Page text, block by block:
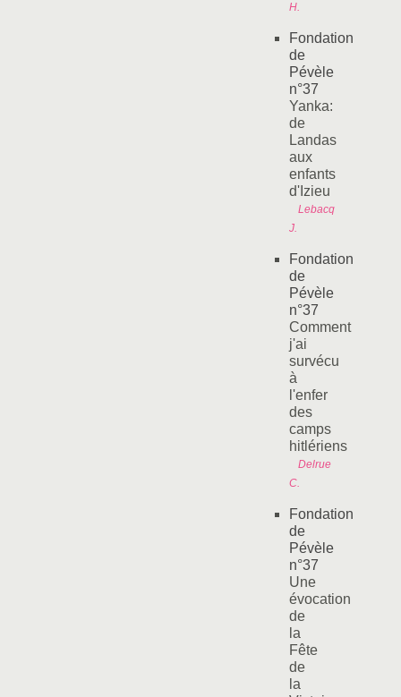
H.
Fondation
de
Pévèle
n°37
Yanka:
de
Landas
aux
enfants
d'Izieu
Lebacq
J.
Fondation
de
Pévèle
n°37
Comment
j'ai
survécu
à
l'enfer
des
camps
hitlériens
Delrue
C.
Fondation
de
Pévèle
n°37
Une
évocation
de
la
Fête
de
la